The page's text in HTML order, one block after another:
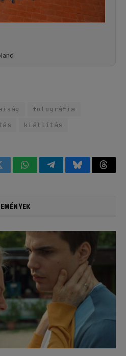
fotográfia
kiállítás
WhatsAppTelegramBluesky